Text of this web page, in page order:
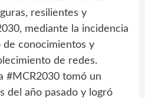
resilientes y
mediante la incidencia
de conocimientos y
de redes.
#MCR2030 tomó un
del año pasado y logró